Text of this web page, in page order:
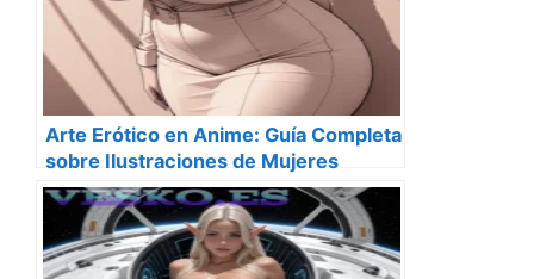
Arte Erótico en Anime: Guía Completa
sobre Ilustraciones de Mujeres
Desnudas Estilo Anime